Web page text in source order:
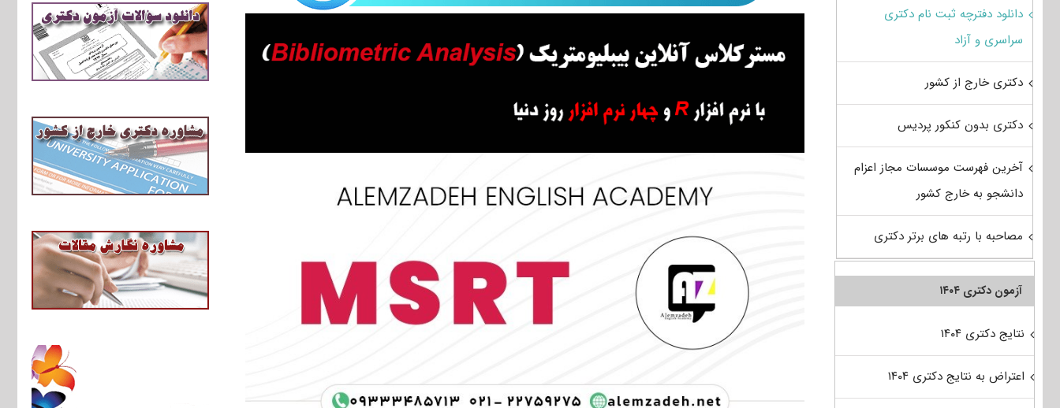
دانلود دفترچه ثبت نام دکتری
سراسری و آزاد
دکتری خارج از کشور
دکتری بدون کنکور پردیس
آخرین فهرست موسسات مجاز اعزام
دانشجو به خارج کشور
مصاحبه با رتبه های برتر دکتری
آزمون دکتری ۱۴۰۴
نتایج دکتری ۱۴۰۴
اعتراض به نتایج دکتری ۱۴۰۴